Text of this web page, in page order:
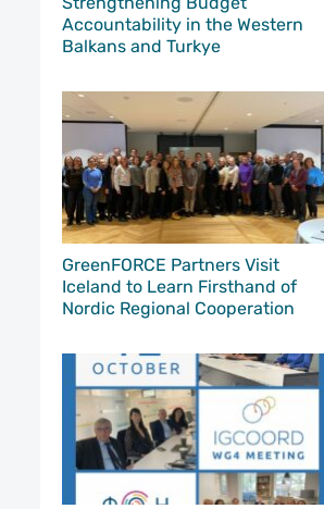
Accountability in the Western
Balkans and Turkye
GreenFORCE Partners Visit
Iceland to Learn Firsthand of
Nordic Regional Cooperation